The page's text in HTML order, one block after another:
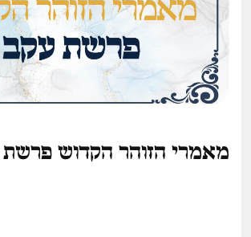
מאמרי הזוהר הקדוש